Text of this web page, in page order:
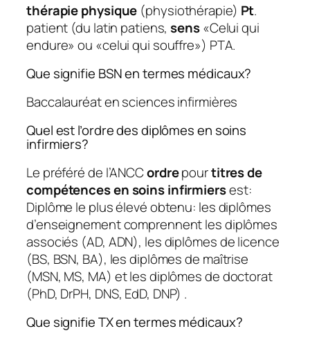
thérapie physique (physiothérapie) Pt.
patient (du latin patiens,sens«Celui qui
endure» ou «celui qui souffre») PTA.
Que signifie BSN en termes médicaux?
Baccalauréat en sciences infirmières
Quel est l’ordre des diplômes en soins
infirmiers?
Le préféré de l’ANCCordrepourtitres de
compétences en soins infirmiersest:
Diplôme le plus élevé obtenu: les diplômes
d’enseignement comprennent les diplômes
associés (AD, ADN), les diplômes de licence
(BS, BSN, BA), les diplômes de maîtrise
(MSN, MS, MA) et les diplômes de doctorat
(PhD, DrPH, DNS, EdD, DNP) .
Que signifie TX en termes médicaux?